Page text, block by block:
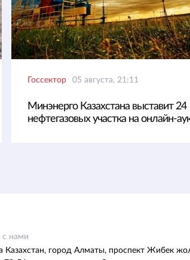
Госсектор 05 августа, 21:11
Минэнерго Казахстана выставит 24
нефтегазовых участка на онлайн-
с нами
Казахстан, город Алматы, проспект Жибек